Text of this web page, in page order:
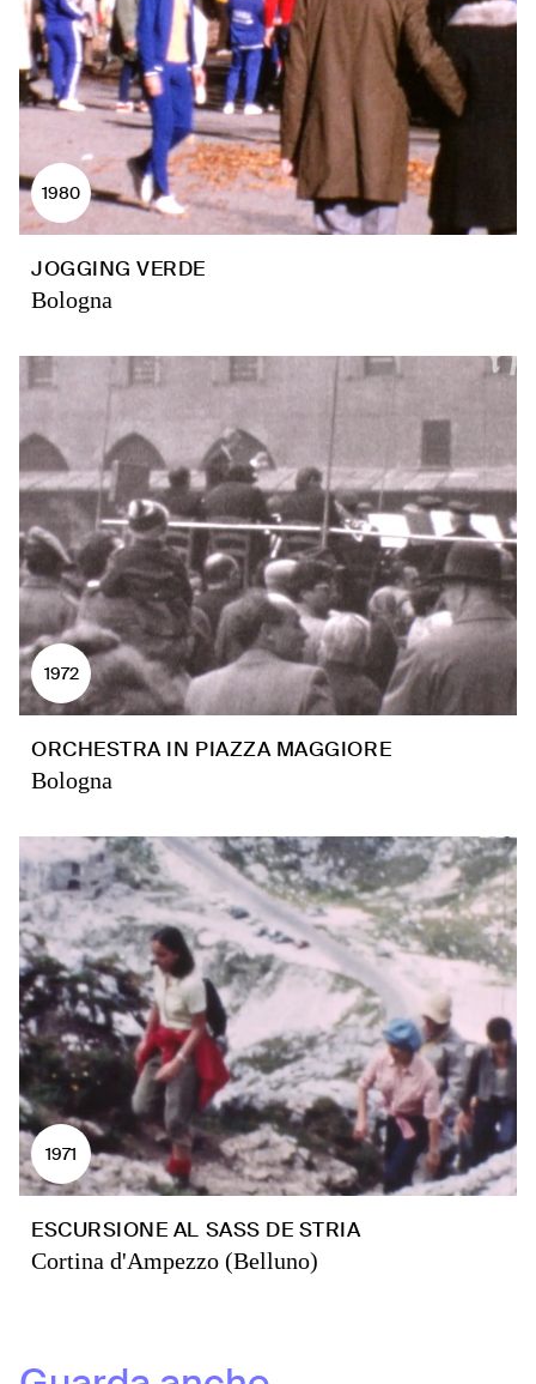
1980
JOGGING VERDE
Bologna
1972
ORCHESTRA IN PIAZZA MAGGIORE
Bologna
1971
ESCURSIONE AL SASS DE STRIA
Cortina d'Ampezzo (Belluno)